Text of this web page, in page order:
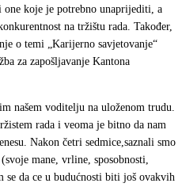
koje je potrebno unaprijediti, a
na tržištu rada. Također,
o temi „Karijerno savjetovanje“
za zapošljavanje Kantona
našem voditelju na uloženom trudu.
rada i veoma je bitno da nam
Nakon četri sedmice,saznali smo
mane, vrline, sposobnosti,
se da ce u budućnosti biti još ovakvih